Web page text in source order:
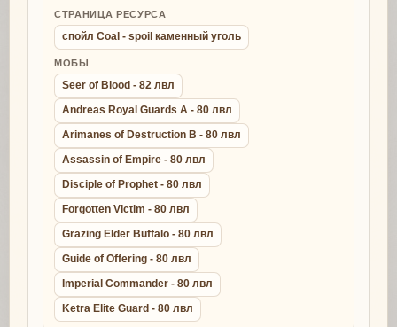
СТРАНИЦА РЕСУРСА
спойл Coal - spoil каменный уголь
МОБЫ
Seer of Blood - 82 лвл
Andreas Royal Guards A - 80 лвл
Arimanes of Destruction B - 80 лвл
Assassin of Empire - 80 лвл
Disciple of Prophet - 80 лвл
Forgotten Victim - 80 лвл
Grazing Elder Buffalo - 80 лвл
Guide of Offering - 80 лвл
Imperial Commander - 80 лвл
Ketra Elite Guard - 80 лвл